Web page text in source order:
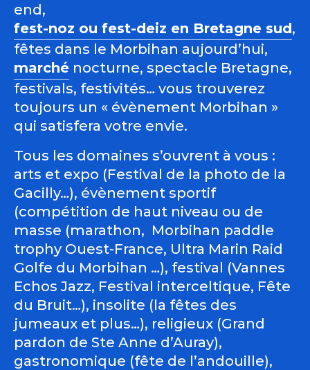
end,
fest-noz ou fest-deiz en Bretagne sud,
fêtes dans le Morbihan aujourd’hui,
marché nocturne, spectacle Bretagne,
festivals, festivités… vous trouverez
toujours un « évènement Morbihan »
qui satisfera votre envie.
Tous les domaines s’ouvrent à vous :
arts et expo (Festival de la photo de la
Gacilly…), évènement sportif
(compétition de haut niveau ou de
masse (marathon, Morbihan paddle
trophy Ouest-France, Ultra Marin Raid
Golfe du Morbihan …), festival (Vannes
Echos Jazz, Festival interceltique, Fête
du Bruit…), insolite (la fêtes des
jumeaux et plus…), religieux (Grand
pardon de Ste Anne d’Auray),
gastronomique (fête de l’andouille),